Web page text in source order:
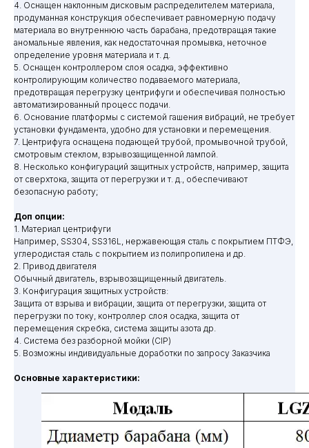
4. Оснащен наклонным дисковым распределителем материала,
продуманная конструкция обеспечивает равномерную подачу
материала во внутреннюю часть барабана, предотвращая такие
аномальные явления, как недостаточная промывка, неточное
определение уровня материала и т. д.
5. Оснащен контроллером слоя осадка, эффективно
контролирующим количество подаваемого материала,
предотвращая перегрузку центрифуги и обеспечивая полностью
автоматизированный процесс подачи.
6. Основание платформы с системой гашения вибраций, не требует
установки фундамента, удобно для установки и перемещения.
7. Центрифуга оснащена подающей трубой, промывочной трубой,
смотровым стеклом, взрывозащищенной лампой.
8. Несколько конфигураций защитных устройств, например, защита
от сверхтока, защита от перегрузки и т. д., обеспечивают
безопасную работу;
Доп опции:
1. Материал центрифуги
Например, SS304, SS316L, нержавеющая сталь с покрытием ПТФЭ,
углеродистая сталь с покрытием из полипропилена и др.
2. Привод двигателя
Обычный двигатель, взрывозащищенный двигатель.
3. Конфигурация защитных устройств:
Защита от взрыва и вибрации, защита от перегрузки, защита от
перегрузки по току, контроллер слоя осадка, защита от
перемещения скребка, система защиты азота др.
4. Система без разборной мойки (CIP)
5. Возможны индивидуальные доработки по запросу Заказчика
Основные характеристики: